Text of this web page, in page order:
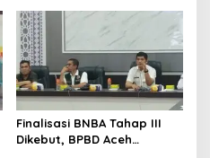
Finalisasi BNBA Tahap III
Dikebut, BPBD Aceh